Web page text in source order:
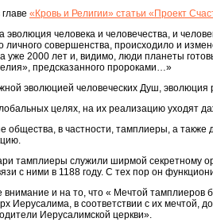
«Кровь и Религии» статьи «Проект
эволюция человека и человечества, и
совершенства, происходило и
уже 2000 лет и, видимо, люди планеты
предсказанного пророками…»
эволюцией человеческих Душ,
целях, на их реализацию уходят
общества, в частности, тамплиеры, а
тамплиеры служили ширмой секретному
с ними в 1188 году. С тех пор он
и на то, что « Мечтой тамплиеров
Иерусалима, в соответствии с их мечтой,
Иерусалимской церкви».